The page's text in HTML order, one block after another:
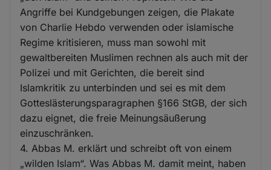
Angriffe bei Kundgebungen zeigen, die Plakate
von Charlie Hebdo verwenden oder islamische
Regime kritisieren, muss man sowohl mit
gewaltbereiten Muslimen rechnen als auch mit der
Polizei und mit Gerichten, die bereit sind
Islamkritik zu unterbinden und sei es mit dem
Gotteslästerungsparagraphen §166 StGB, der sich
dazu eignet, die freie Meinungsäußerung
einzuschränken.
4. Abbas M. erklärt und schreibt oft von einem
„wilden Islam“. Was Abbas M. damit meint, haben